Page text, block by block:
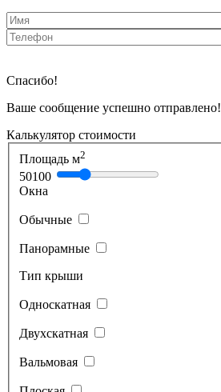
Спасибо!
Ваше сообщение успешно отправлено!
Калькулятор стоимости
Площадь м2
50100
Окна
Обычные
Панорамные
Тип крыши
Односкатная
Двухскатная
Вальмовая